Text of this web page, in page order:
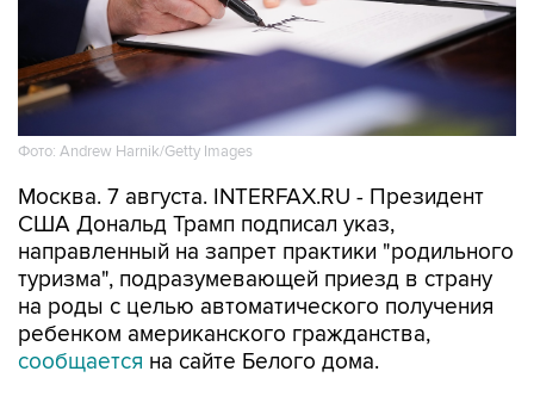
Фото: Andrew Harnik/Getty Images
Москва. 7 августа. INTERFAX.RU - Президент
США Дональд Трамп подписал указ,
направленный на запрет практики "родильного
туризма", подразумевающей приезд в страну
на роды с целью автоматического получения
ребенком американского гражданства,
сообщается на сайте Белого дома.